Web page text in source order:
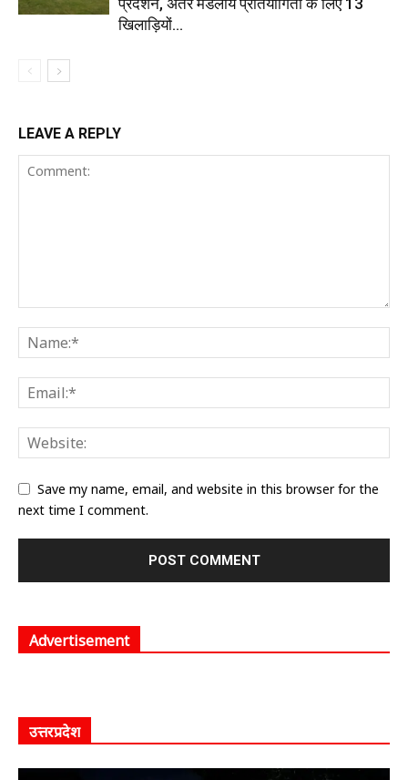
प्रदर्शन, अंतर मंडलीय प्रतियोगिता के लिए 13
खिलाड़ियों...
LEAVE A REPLY
Save my name, email, and website in this browser for the
next time I comment.
Advertisement
उत्तरप्रदेश